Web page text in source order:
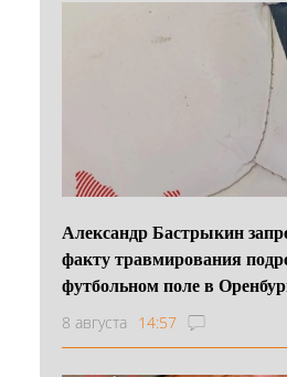
Александр Бастрыкин
факту травмирования
футбольном поле в
8 августа 14:57